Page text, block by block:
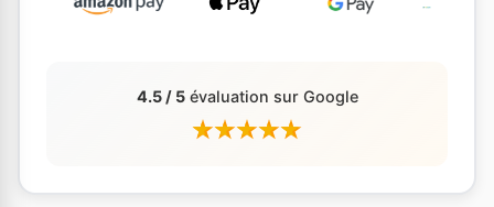
4.5 / 5évaluation sur Google